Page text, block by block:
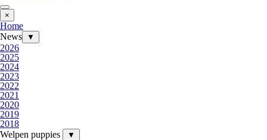
×
Home
News
▼
2026
2025
2024
2023
2022
2021
2020
2019
2018
Welpen puppies
▼